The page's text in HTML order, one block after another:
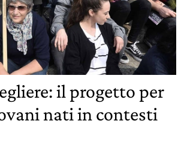
il progetto per
nati in contesti